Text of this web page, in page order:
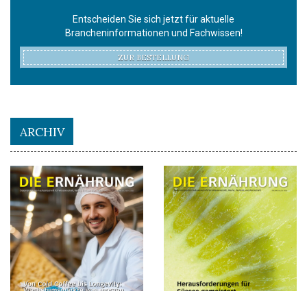
Entscheiden Sie sich jetzt für aktuelle
Brancheninformationen und Fachwissen!
ZUR BESTELLUNG
ARCHIV